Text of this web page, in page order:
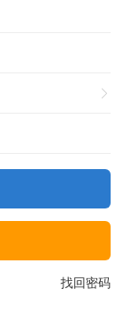
找回密码